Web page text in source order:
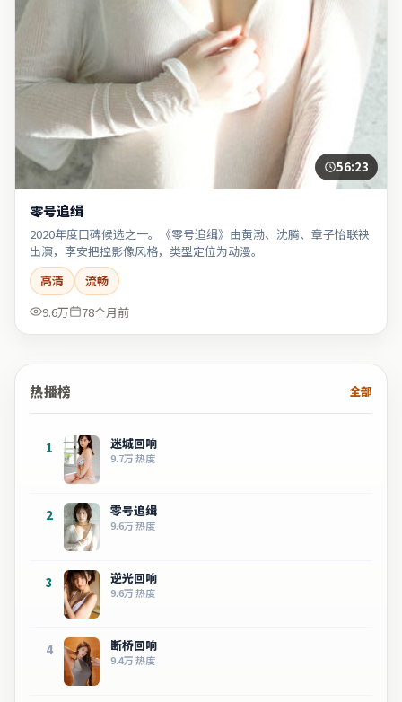
56:23
零号追缉
2020年度口碑候选之一。《零号追缉》由黄渤、沈腾、章子怡联袂
出演，李安把控影像风格，类型定位为动漫。
高清
流畅
9.6万
78个月前
热播榜 全部
1 迷城回响
9.7万热度
2 零号追缉
9.6万热度
3 逆光回响
9.6万热度
4 断桥回响
9.4万热度